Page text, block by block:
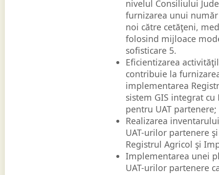
nivelul Consiliului
furnizarea unui
noi către cetăţeni,
folosind mijloace
sofisticare 5.
Eficientizarea
contribuie la
implementarea
sistem GIS integrat
pentru UAT partenere;
Realizarea
UAT-urilor partenere
Registrul Agricol şi
Implementarea unei
UAT-urilor partenere